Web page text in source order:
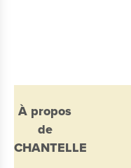
À propos
de
CHANTELLE